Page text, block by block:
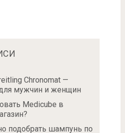
Chronomat —
мужчин и женщин
Medicube в
подобрать шампунь по